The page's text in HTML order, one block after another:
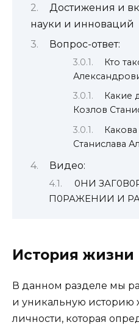
Достижения и
науки и инноваций
Вопрос-ответ:
Кто
Какие
Козлов
Станислава
Видео:
0НИ
П0РАЖЕНИИ И
История жизни
В данном разделе мы
и уникальную историю
личности, которая